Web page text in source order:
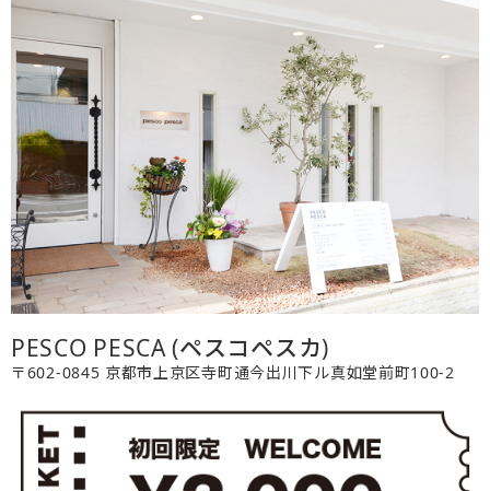
PESCO PESCA (ペスコペスカ)
〒602-0845 京都市上京区寺町通今出川下ル真如堂前町100-2